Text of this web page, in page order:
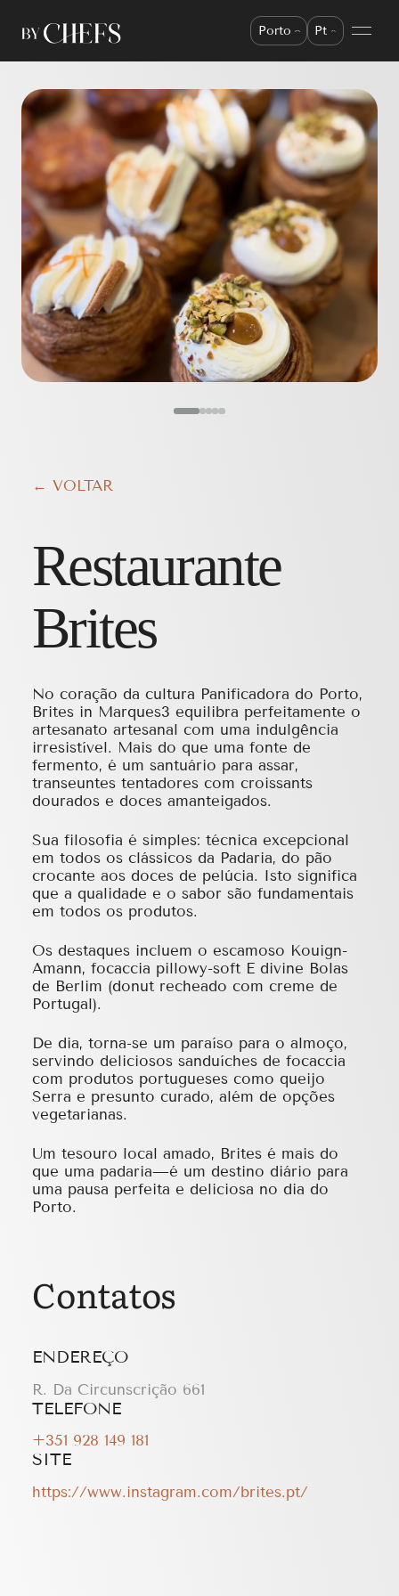
Porto Pt
← VOLTAR
Restaurante
Brites
No coração da cultura Panificadora do Porto,
Brites in Marques3 equilibra perfeitamente o
artesanato artesanal com uma indulgência
irresistível. Mais do que uma fonte de
fermento, é um santuário para assar,
transeuntes tentadores com croissants
dourados e doces amanteigados.
Sua filosofia é simples: técnica excepcional
em todos os clássicos da Padaria, do pão
crocante aos doces de pelúcia. Isto significa
que a qualidade e o sabor são fundamentais
em todos os produtos.
Os destaques incluem o escamoso Kouign-
Amann, focaccia pillowy-soft E divine Bolas
de Berlim (donut recheado com creme de
Portugal).
De dia, torna-se um paraíso para o almoço,
servindo deliciosos sanduíches de focaccia
com produtos portugueses como queijo
Serra e presunto curado, além de opções
vegetarianas.
Um tesouro local amado, Brites é mais do
que uma padaria—é um destino diário para
uma pausa perfeita e deliciosa no dia do
Porto.
Contatos
ENDEREÇO
R. Da Circunscrição 661
TELEFONE
+351 928 149 181
SITE
https://www.instagram.com/brites.pt/